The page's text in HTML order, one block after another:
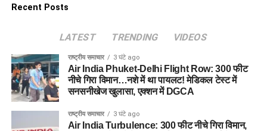
Recent Posts
LATEST TRENDING VIDEOS
राष्ट्रीय समाचार 3 घंटे ago
Air India Phuket-Delhi Flight Row: 300 फीट
नीचे गिरा विमान…नशे में था पायलट! मेडिकल टेस्ट में
सनसनीखेज खुलासा, एक्शन में DGCA
राष्ट्रीय समाचार 3 घंटे ago
Air India Turbulence: 300 फीट नीचे गिरा विमान,